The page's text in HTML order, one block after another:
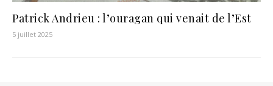
Patrick Andrieu : l’ouragan qui venait de l’Est
5 juillet 2025